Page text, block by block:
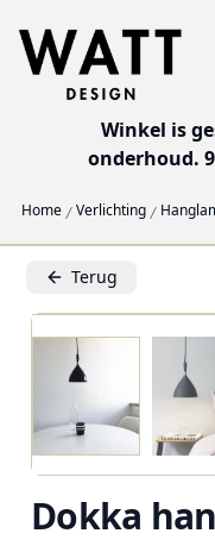
Winkel is
onderhoud.
Home Verlichting
Terug
Dokka